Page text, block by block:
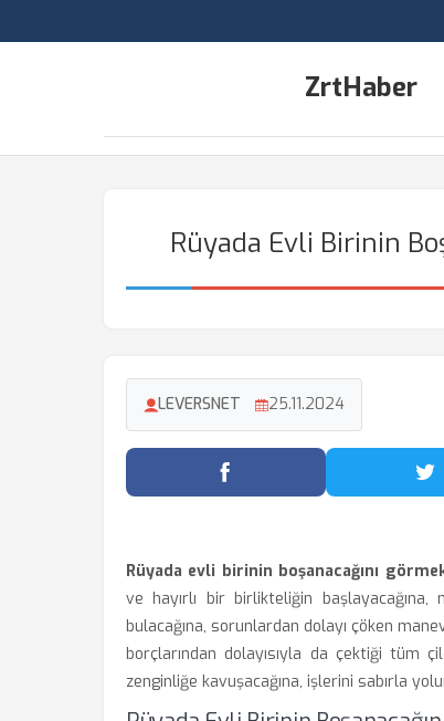
ZrtHaber
Rüyada Evli Birinin
LEVERSNET 25.11.2024
Facebook'ta Paylaş
Rüyada evli birinin boşanacağını
ve hayırlı bir birlikteliğin
bulacağına, sorunlardan dolayı çöken
borçlarından dolayısıyla da çektiği tüm
zenginliğe kavuşacağına, işlerini sabırla